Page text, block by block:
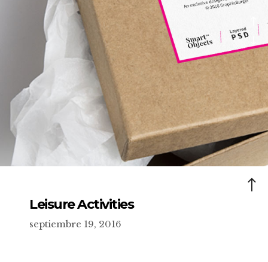
Leisure Activities
septiembre 19, 2016